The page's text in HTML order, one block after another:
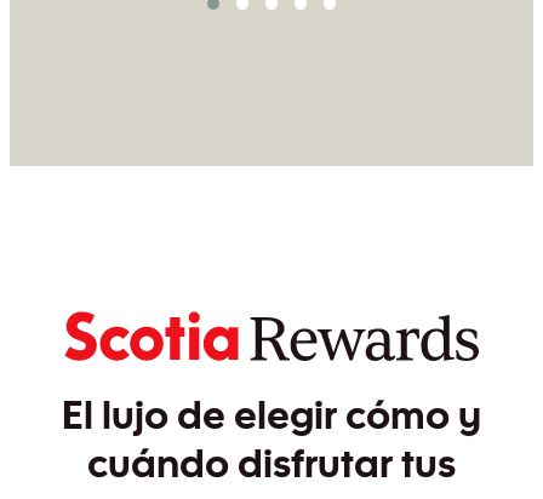
El lujo de elegir cómo y
cuándo disfrutar tus